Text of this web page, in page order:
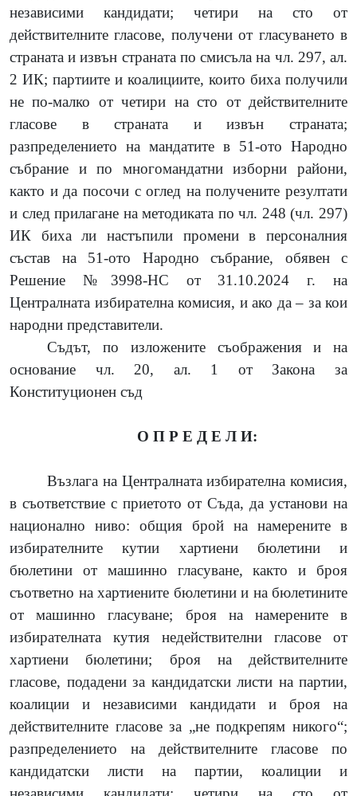
независими кандидати; четири на сто от
действителните гласове, получени от гласуването в
страната и извън страната по смисъла на чл. 297, ал.
2 ИК; партиите и коалициите, които биха получили
не по-малко от четири на сто от действителните
гласове в страната и извън страната;
разпределението на мандатите в 51-ото Народно
събрание и по многомандатни изборни райони,
както и да посочи с оглед на получените резултати
и след прилагане на методиката по чл. 248 (чл. 297)
ИК биха ли настъпили промени в персоналния
състав на 51-ото Народно събрание, обявен с
Решение №3998-НС от 31.10.2024 г. на
Централната избирателна комисия, и ако да – за кои
народни представители.
Съдът, по изложените съображения и на
основание чл. 20, ал. 1 от Закона за
Конституционен съд
О П Р Е Д Е Л И:
Възлага на Централната избирателна комисия,
в съответствие с приетото от Съда, да установи на
национално ниво: общия брой на намерените в
избирателните кутии хартиени бюлетини и
бюлетини от машинно гласуване, както и броя
съответно на хартиените бюлетини и на бюлетините
от машинно гласуване; броя на намерените в
избирателната кутия недействителни гласове от
хартиени бюлетини; броя на действителните
гласове, подадени за кандидатски листи на партии,
коалиции и независими кандидати и броя на
действителните гласове за „не подкрепям никого“;
разпределението на действителните гласове по
кандидатски листи на партии, коалиции и